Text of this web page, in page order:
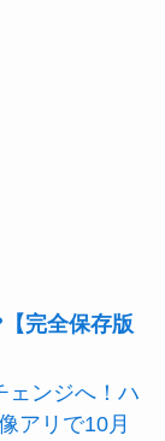
完全保存版
ェンジへ！ハ
アリで10月